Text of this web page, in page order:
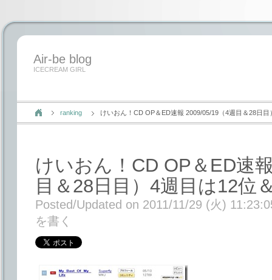
Air-be blog
ICECREAM GIRL
ranking けいおん！CD OP＆ED速報 2009/05/19（4週目＆28日
けいおん！CD OP＆ED速
目＆28日目）4週目は12位
Posted/Updated on 2011/11/29 (火)
を書く